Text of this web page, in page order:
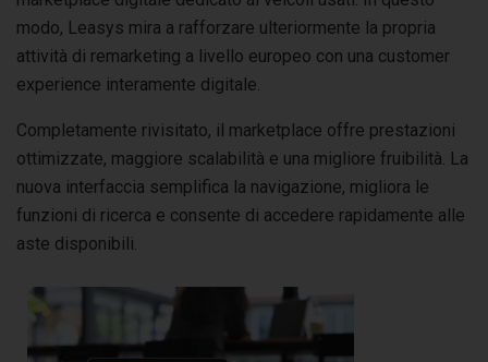
modo, Leasys mira a rafforzare ulteriormente la propria
attività di remarketing a livello europeo con una customer
experience interamente digitale.
Completamente rivisitato, il marketplace offre prestazioni
ottimizzate, maggiore scalabilità e una migliore fruibilità. La
nuova interfaccia semplifica la navigazione, migliora le
funzioni di ricerca e consente di accedere rapidamente alle
aste disponibili.